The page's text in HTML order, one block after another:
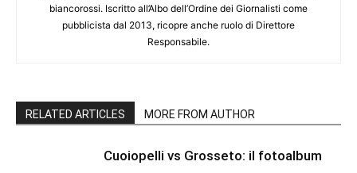
biancorossi. Iscritto all’Albo dell’Ordine dei Giornalisti come
pubblicista dal 2013, ricopre anche ruolo di Direttore
Responsabile.
RELATED ARTICLES MORE FROM AUTHOR
Cuoiopelli vs Grosseto: il fotoalbum